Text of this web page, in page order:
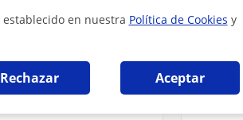
establecido en nuestra Política de Cookies y
Rechazar Aceptar